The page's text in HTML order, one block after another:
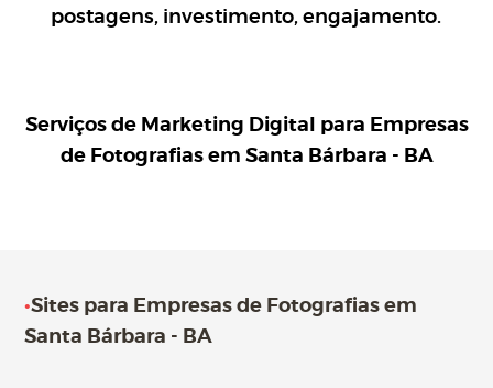
postagens, investimento, engajamento.
Serviços de Marketing Digital para Empresas
de Fotografias em Santa Bárbara - BA
•Sites para Empresas de Fotografias em
Santa Bárbara - BA